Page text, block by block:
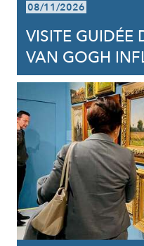
08/11/2026
VISITE GUIDÉE
VAN GOGH